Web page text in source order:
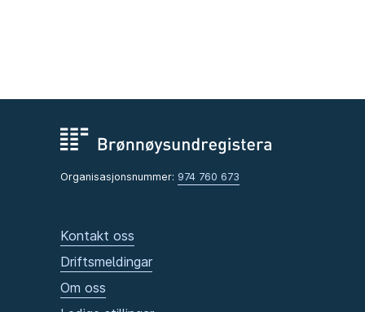
Organisasjonsnummer: 974 760 673
Kontakt oss
Driftsmeldingar
Om oss